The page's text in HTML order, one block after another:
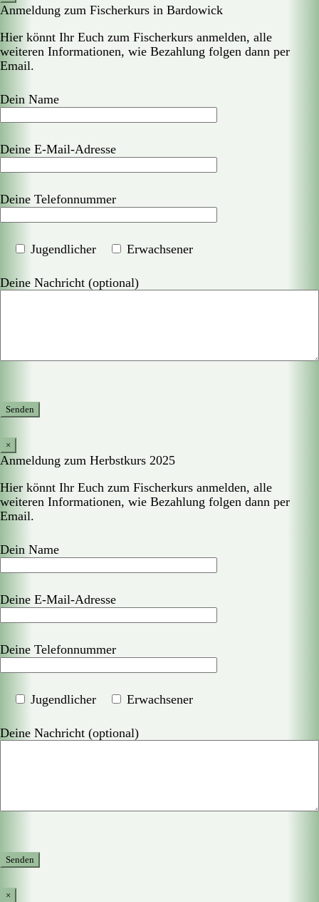
Anmeldung zum Fischerkurs in Bardowick
Hier könnt Ihr Euch zum Fischerkurs anmelden, alle
weiteren Informationen, wie Bezahlung folgen dann per
Email.
Dein Name
Deine E-Mail-Adresse
Deine Telefonnummer
Jugendlicher Erwachsener
Deine Nachricht (optional)
×
Anmeldung zum Herbstkurs 2025
Hier könnt Ihr Euch zum Fischerkurs anmelden, alle
weiteren Informationen, wie Bezahlung folgen dann per
Email.
Dein Name
Deine E-Mail-Adresse
Deine Telefonnummer
Jugendlicher Erwachsener
Deine Nachricht (optional)
×